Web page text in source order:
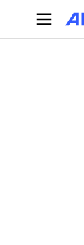
Aller au